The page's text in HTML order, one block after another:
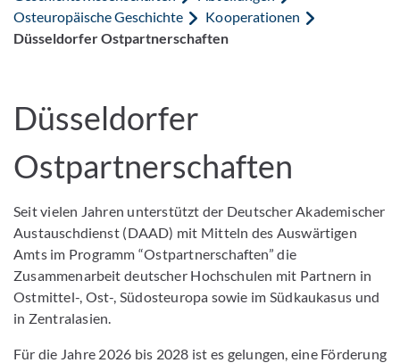
Osteuropäische Geschichte
Kooperationen
Düsseldorfer Ostpartnerschaften
Düsseldorfer
Ostpartnerschaften
Seit vielen Jahren unterstützt der Deutscher Akademischer
Austauschdienst (DAAD) mit Mitteln des Auswärtigen
Amts im Programm “Ostpartnerschaften” die
Zusammenarbeit deutscher Hochschulen mit Partnern in
Ostmittel-, Ost-, Südosteuropa sowie im Südkaukasus und
in Zentralasien.
Für die Jahre 2026 bis 2028 ist es gelungen, eine Förderung